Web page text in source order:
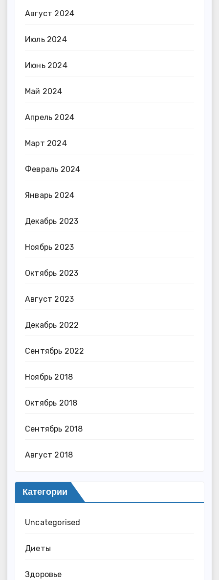
Август 2024
Июль 2024
Июнь 2024
Май 2024
Апрель 2024
Март 2024
Февраль 2024
Январь 2024
Декабрь 2023
Ноябрь 2023
Октябрь 2023
Август 2023
Декабрь 2022
Сентябрь 2022
Ноябрь 2018
Октябрь 2018
Сентябрь 2018
Август 2018
Категории
Uncategorised
Диеты
Здоровье